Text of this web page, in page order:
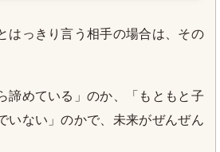
はっきり言う相手の場合は、その
諦めている」のか、「もともと子
いない」のかで、未来がぜんぜん